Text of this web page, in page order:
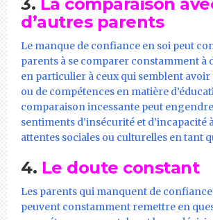
d’autres parents
Le manque de confiance en soi peut
parents à se comparer constamment à
en particulier à ceux qui semblent avoir
ou de compétences en matière
comparaison incessante peut
sentiments d’insécurité et d’incapacité
attentes sociales ou culturelles en tant
4. Le doute constant
Les parents qui manquent de
peuvent constamment remettre en